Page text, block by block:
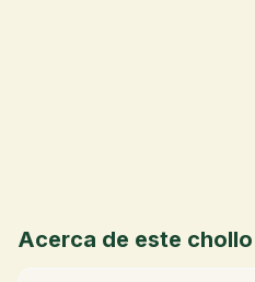
Acerca de este chollo